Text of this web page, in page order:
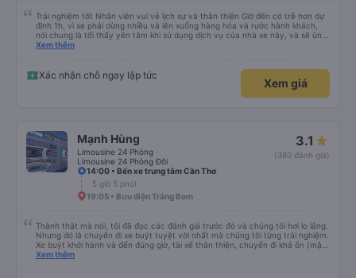
Trải nghiệm tốt Nhân viên vui vẻ lịch sự và thân thiện Giờ đến có trễ hơn dự
định 1h, vì xe phải dừng nhiều và lên xuống hàng hóa và rước hành khách,
nói chung là tối thấy yên tâm khi sử dụng dịch vụ của nhà xe này, và sẽ ủng
hộ và giới thiệu cho người thân sử dụng dịch vụ của nhà xe này
Xem thêm
Xác nhận chỗ ngay lập tức
Xem giá
Mạnh Hùng
Limousine 24 Phòng
Limousine 24 Phòng Đôi
3.1
(380 đánh giá)
14:00 • Bến xe trung tâm Cần Thơ
5 giờ 5 phút
19:05 • Bưu điện Trảng Bom
Thành thật mà nói, tôi đã đọc các đánh giá trước đó và chúng tôi hơi lo lắng.
Nhưng đó là chuyến đi xe buýt tuyệt vời nhất mà chúng tôi từng trải nghiệm.
Xe buýt khởi hành và đến đúng giờ, tài xế thân thiện, chuyến đi khá ổn (mặc
dù vẫn hơi xóc, nhưng đó là đặc trưng của Việt Nam ^^), và chỗ ngồi thoải
Xem thêm